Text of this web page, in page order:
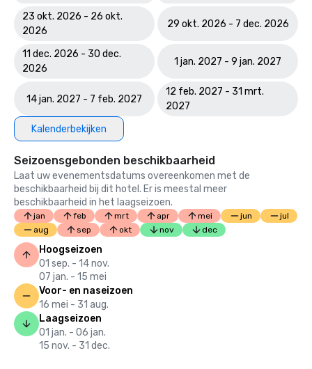
23 okt. 2026 - 26 okt.
2026
29 okt. 2026 - 7 dec. 2026
11 dec. 2026 - 30 dec.
2026
1 jan. 2027 - 9 jan. 2027
14 jan. 2027 - 7 feb. 2027
12 feb. 2027 - 31 mrt.
2027
Kalenderbekijken
Seizoensgebonden beschikbaarheid
Laat uw evenementsdatums overeenkomen met de
beschikbaarheid bij dit hotel. Er is meestal meer
beschikbaarheid in het laagseizoen.
jan feb mrt apr mei jun
jul
aug
sep okt nov dec
Hoogseizoen
01 sep. - 14 nov.
07 jan. - 15 mei
Voor- en naseizoen
16 mei - 31 aug.
Laagseizoen
01 jan. - 06 jan.
15 nov. - 31 dec.